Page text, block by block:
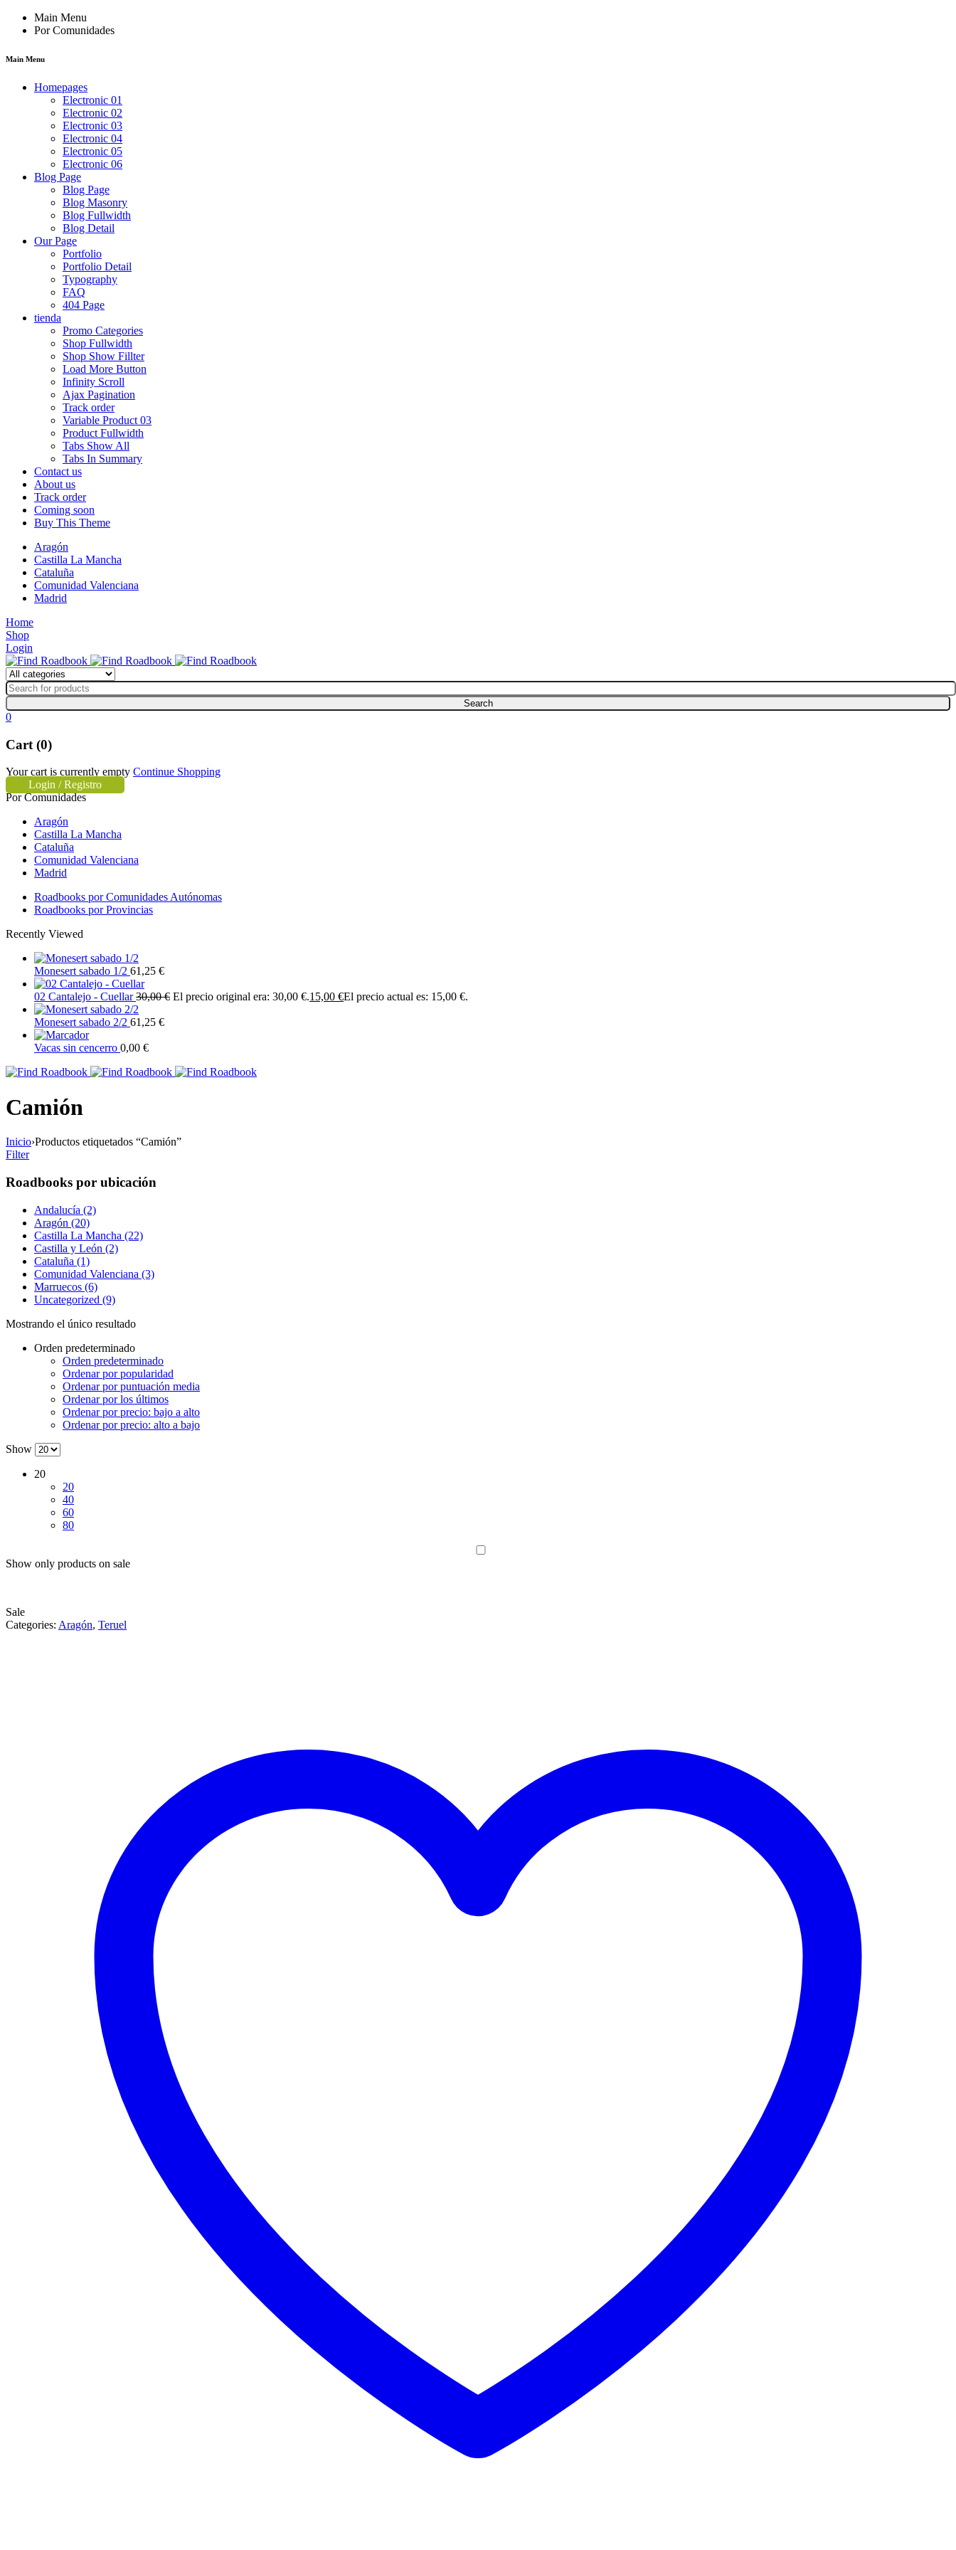
Main Menu
Por Comunidades
Main Menu
Homepages
Electronic 01
Electronic 02
Electronic 03
Electronic 04
Electronic 05
Electronic 06
Blog Page
Blog Page
Blog Masonry
Blog Fullwidth
Blog Detail
Our Page
Portfolio
Portfolio Detail
Typography
FAQ
404 Page
tienda
Promo Categories
Shop Fullwidth
Shop Show Fillter
Load More Button
Infinity Scroll
Ajax Pagination
Track order
Variable Product 03
Product Fullwidth
Tabs Show All
Tabs In Summary
Contact us
About us
Track order
Coming soon
Buy This Theme
Aragón
Castilla La Mancha
Cataluña
Comunidad Valenciana
Madrid
Home
Shop
Login
0
Cart (0)
Your cart is currently empty Continue Shopping
Login / Registro
Por Comunidades
Aragón
Castilla La Mancha
Cataluña
Comunidad Valenciana
Madrid
Roadbooks por Comunidades Autónomas
Roadbooks por Provincias
Recently Viewed
Monesert sabado 1/2 61,25 €
02 Cantalejo - Cuellar30,00€ El precio original era: 30,00 €.15,00 €El precio actual es: 15,00 €.
Monesert sabado 2/2 61,25 €
Vacas sin cencerro 0,00 €
Camión
Inicio›Productos etiquetados “Camión”
Filter
Roadbooks por ubicación
Andalucía (2)
Aragón (20)
Castilla La Mancha (22)
Castilla y León (2)
Cataluña (1)
Comunidad Valenciana (3)
Marruecos (6)
Uncategorized (9)
Mostrando el único resultado
Orden predeterminado
Orden predeterminado
Ordenar por popularidad
Ordenar por puntuación media
Ordenar por los últimos
Ordenar por precio: bajo a alto
Ordenar por precio: alto a bajo
Show
20
20
40
60
80
Show only products on sale
Sale
Categories: Aragón, Teruel